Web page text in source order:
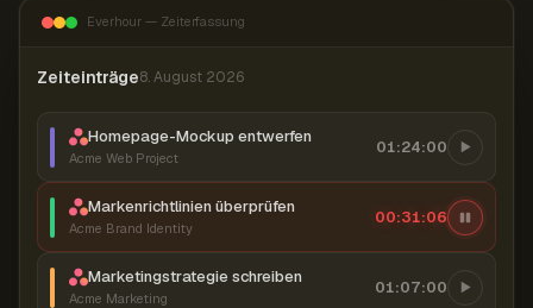
Everhour — Zeiterfassung
Zeiteinträge8. August 2026
Homepage-Mockup entwerfen
Acme Web Project
01:24:00
Markenrichtlinien überprüfen
Acme Brand Identity
00:31:07
Marketingstrategie schreiben
Acme Marketing
01:07:00